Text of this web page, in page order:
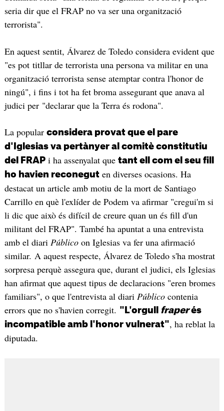
seria dir que el FRAP no va ser una organització
terrorista".
En aquest sentit, Álvarez de Toledo considera evident que
"es pot titllar de terrorista una persona va militar en una
organització terrorista sense atemptar contra l'honor de
ningú", i fins i tot ha fet broma assegurant que anava al
judici per "declarar que la Terra és rodona".
La popular considera provat que el pare
d'Iglesias va pertànyer al comitè constitutiu
del FRAPi ha assenyalat que tant ell com el seu fill
ho havien reconeguten diverses ocasions. Ha
destacat un article amb motiu de la mort de Santiago
Carrillo en què l'exlíder de Podem va afirmar "cregui'm si
li dic que això és difícil de creure quan un és fill d'un
militant del FRAP". També ha apuntat a una entrevista
amb el diari Públicoon Iglesias va fer una afirmació
similar. A aquest respecte, Álvarez de Toledo s'ha mostrat
sorpresa perquè assegura que, durant el judici, els Iglesias
han afirmat que aquest tipus de declaracions "eren bromes
familiars", o que l'entrevista al diari Público contenia
errors que no s'havien corregit. "L'orgull fraperés
incompatible amb l'honor vulnerat", ha reblat la
diputada.